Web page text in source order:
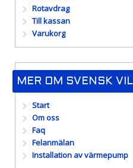
Rotavdrag
Till kassan
Varukorg
MER OM SVENSK
Start
Om oss
Faq
Felanmälan
Installation av värmepump